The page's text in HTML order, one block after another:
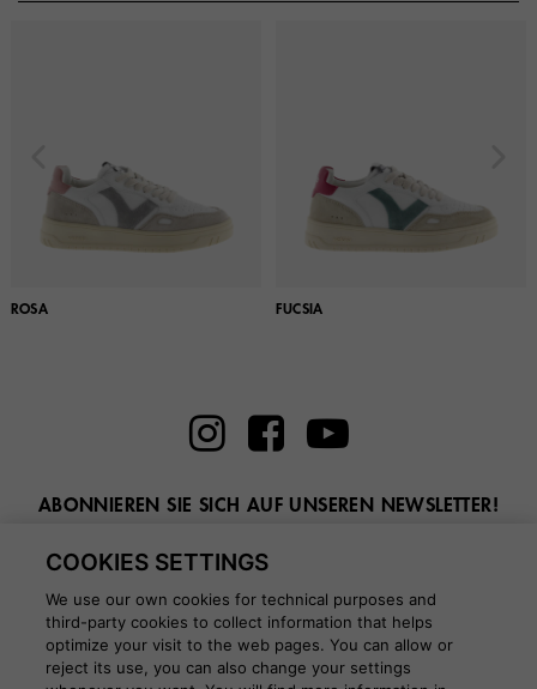
ROSA FUCSIA
ABONNIEREN SIE SICH AUF UNSEREN NEWSLETTER!
COOKIES SETTINGS
We use our own cookies for technical purposes and
third-party cookies to collect information that helps
optimize your visit to the web pages. You can allow or
reject its use, you can also change your settings